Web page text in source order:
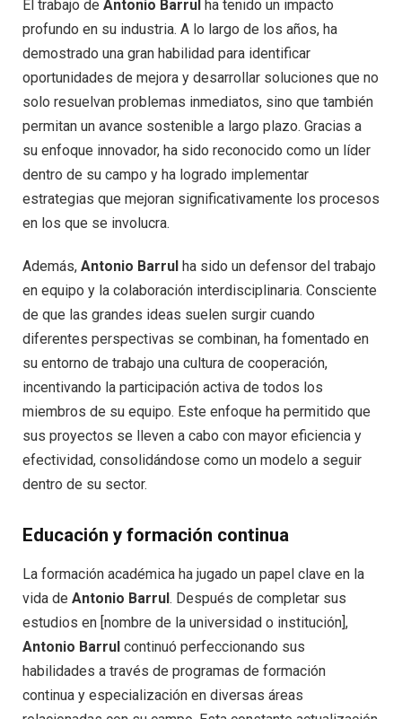
El trabajo de Antonio Barrul ha tenido un impacto
profundo en su industria. A lo largo de los años, ha
demostrado una gran habilidad para identificar
oportunidades de mejora y desarrollar soluciones que no
solo resuelvan problemas inmediatos, sino que también
permitan un avance sostenible a largo plazo. Gracias a
su enfoque innovador, ha sido reconocido como un líder
dentro de su campo y ha logrado implementar
estrategias que mejoran significativamente los procesos
en los que se involucra.
Además, Antonio Barrul ha sido un defensor del trabajo
en equipo y la colaboración interdisciplinaria. Consciente
de que las grandes ideas suelen surgir cuando
diferentes perspectivas se combinan, ha fomentado en
su entorno de trabajo una cultura de cooperación,
incentivando la participación activa de todos los
miembros de su equipo. Este enfoque ha permitido que
sus proyectos se lleven a cabo con mayor eficiencia y
efectividad, consolidándose como un modelo a seguir
dentro de su sector.
Educación y formación continua
La formación académica ha jugado un papel clave en la
vida de Antonio Barrul. Después de completar sus
estudios en [nombre de la universidad o institución],
Antonio Barrul continuó perfeccionando sus
habilidades a través de programas de formación
continua y especialización en diversas áreas